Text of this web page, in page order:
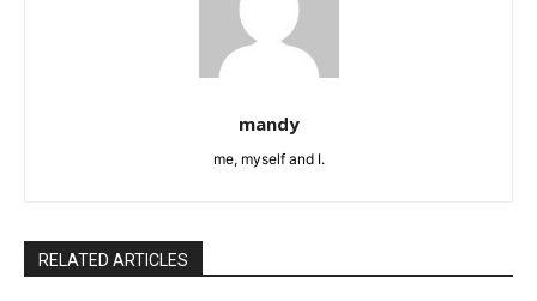
mandy
me, myself and I.
RELATED ARTICLES